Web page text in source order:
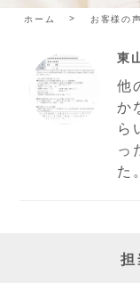
ホーム お客様の声
東
他
か
ら
っ
た。
担